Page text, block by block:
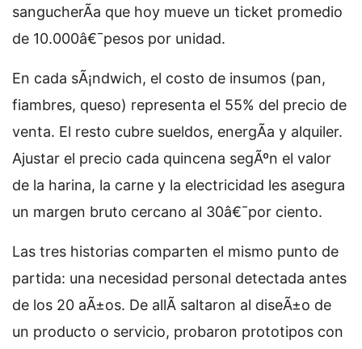
sangucherÃ­a que hoy mueve un ticket promedio
de 10.000â€¯pesos por unidad.
En cada sÃ¡ndwich, el costo de insumos (pan,
fiambres, queso) representa el 55% del precio de
venta. El resto cubre sueldos, energÃ­a y alquiler.
Ajustar el precio cada quincena segÃºn el valor
de la harina, la carne y la electricidad les asegura
un margen bruto cercano al 30â€¯por ciento.
Las tres historias comparten el mismo punto de
partida: una necesidad personal detectada antes
de los 20 aÃ±os. De allÃ­ saltaron al diseÃ±o de
un producto o servicio, probaron prototipos con